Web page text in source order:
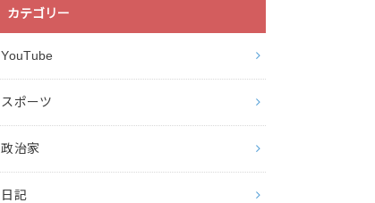
カテゴリー
YouTube
スポーツ
政治家
日記